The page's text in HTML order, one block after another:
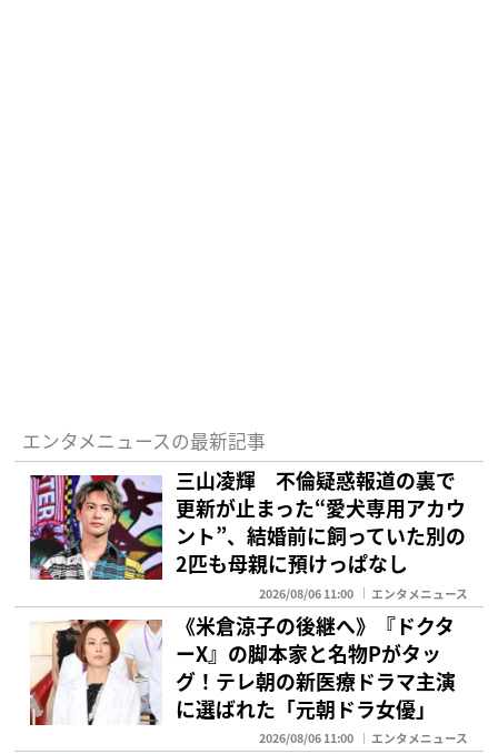
エンタメニュースの最新記事
三山凌輝 不倫疑惑報道の裏で
更新が止まった“愛犬専用アカウ
ント”、結婚前に飼っていた別の
2匹も母親に預けっぱなし
2026/08/06 11:00 エンタメニュース
《米倉涼子の後継へ》『ドクタ
ーX』の脚本家と名物Pがタッ
グ！テレ朝の新医療ドラマ主演
に選ばれた「元朝ドラ女優」
2026/08/06 11:00 エンタメニュース